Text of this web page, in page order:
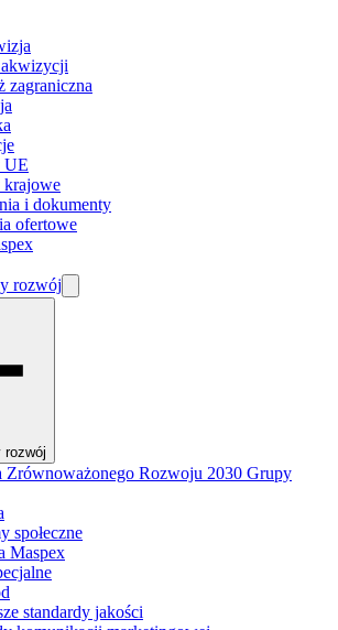
zagraniczna
UE
krajowe
i dokumenty
ofertowe
rozwój
rozwój
Zrównoważonego Rozwoju 2030 Grupy
społeczne
Maspex
standardy jakości